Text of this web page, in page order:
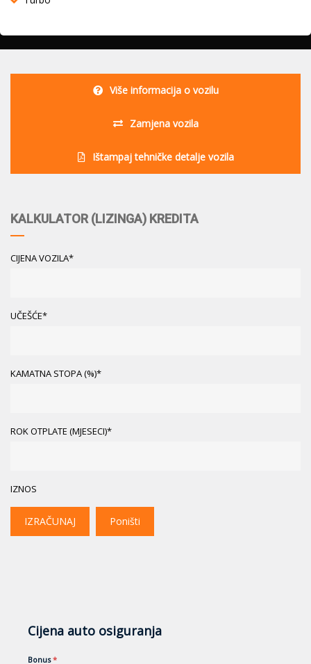
Više informacija o vozilu
Zamjena vozila
Ištampaj tehničke detalje vozila
KALKULATOR (LIZINGA) KREDITA
CIJENA VOZILA*
UČEŠĆE*
KAMATNA STOPA (%)*
ROK OTPLATE (MJESECI)*
IZNOS
IZRAČUNAJ Poništi
Cijena auto osiguranja
Bonus *